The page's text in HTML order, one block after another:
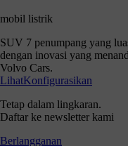
mobil listrik
SUV 7 penumpang yang
dengan inovasi yang
Volvo Cars.
LihatKonfigurasikan